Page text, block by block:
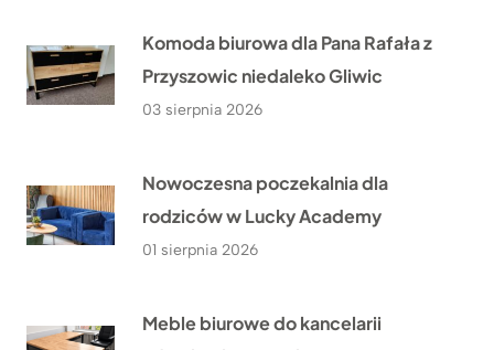
Komoda biurowa dla Pana Rafała z
Przyszowic niedaleko Gliwic
03 sierpnia 2026
Nowoczesna poczekalnia dla
rodziców w Lucky Academy
01 sierpnia 2026
Meble biurowe do kancelarii